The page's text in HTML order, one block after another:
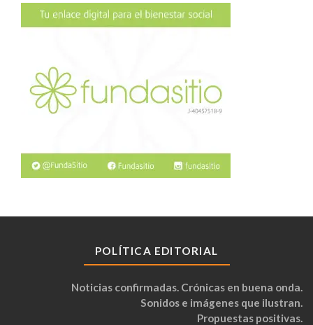
POLÍTICA EDITORIAL
Noticias confirmadas. Crónicas en buena onda.
Sonidos e imágenes que ilustran.
Propuestas positivas.